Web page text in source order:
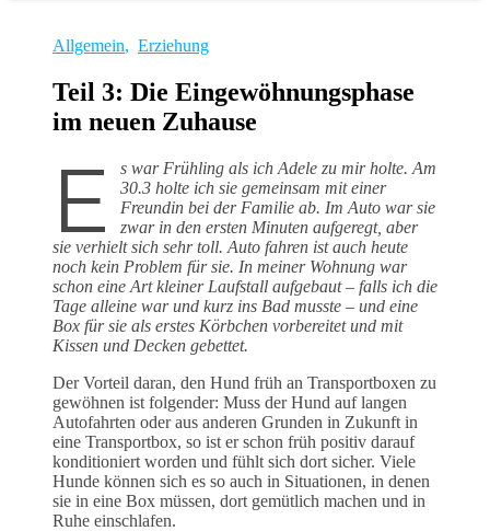
Allgemein, Erziehung
Teil 3: Die Eingewöhnungsphase
im neuen Zuhause
E
s war Frühling als ich Adele zu mir holte. Am
30.3 holte ich sie gemeinsam mit einer
Freundin bei der Familie ab. Im Auto war sie
zwar in den ersten Minuten aufgeregt, aber
sie verhielt sich sehr toll. Auto fahren ist auch heute
noch kein Problem für sie. In meiner Wohnung war
schon eine Art kleiner Laufstall aufgebaut – falls ich die
Tage alleine war und kurz ins Bad musste – und eine
Box für sie als erstes Körbchen vorbereitet und mit
Kissen und Decken gebettet.
Der Vorteil daran, den Hund früh an Transportboxen zu
gewöhnen ist folgender: Muss der Hund auf langen
Autofahrten oder aus anderen Grunden in Zukunft in
eine Transportbox, so ist er schon früh positiv darauf
konditioniert worden und fühlt sich dort sicher. Viele
Hunde können sich es so auch in Situationen, in denen
sie in eine Box müssen, dort gemütlich machen und in
Ruhe einschlafen.